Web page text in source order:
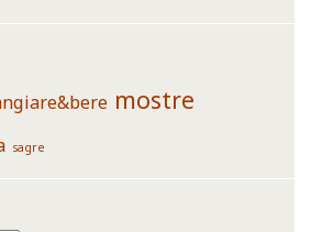
mostre
sagre